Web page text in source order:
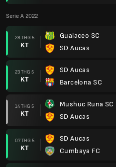
Serie A 2022
28 THG 5
KT
Gualaceo SC
SD Aucas
23 THG 5
KT
SD Aucas
Barcelona SC
14 THG 5
KT
Mushuc Runa SC
SD Aucas
07 THG 5
KT
SD Aucas
Cumbaya FC